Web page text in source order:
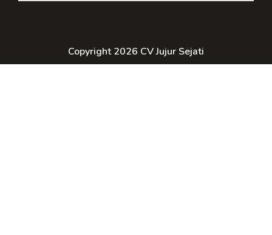
Copyright 2026 CV Jujur Sejati